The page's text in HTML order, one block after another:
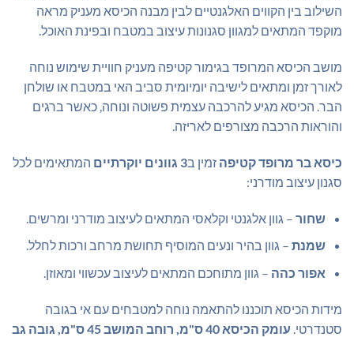
השילוב בין הקווים האלגנטיים לבין מבנה הכיסא מעניק מראה
מוקפד המתאים למגוון סגנונות עיצוב במטבח ובפינת האוכל.
מושב הכיסא המרופד בגימור קטיפה מעניק חוויית שימוש נוחה
לאורך זמן ומתאים לישיבה יומיומית סביב האי במטבח או שולחן
הבר. הכיסא מגיע להרכבה עצמית פשוטה ונוחה, כאשר ברגים
והוראות הרכבה מצורפים לאריזה.
כיסא בר מרופד קטיפה זמין ב3 גוונים יוקרתיים
המתאימים לכל
סגנון עיצוב מודרני:
שחור– גוון אלגנטי וקלאסי המתאים לעיצוב מודרני ומרשים.
שמנת– גוון בהיר ונעים המוסיף תחושת מרחב ורכות לחלל.
אפור כהה – גוון מתוחכם המתאים לעיצוב עכשווי ומאוזן.
מידות הכיסא תוכננו להתאמה נוחה למטבחים עם אי בגובה
סטנדרטי.
עומק הכיסא 40 ס"מ, רוחב המושב 45 ס"מ, גובה גב